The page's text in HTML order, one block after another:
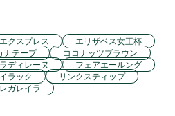
クスプレス
エリザベス女王杯
ナテープ
ココナッツブラウン
ディレーヌ
フェアエールング
ラック
リンクスティップ
レガレイラ